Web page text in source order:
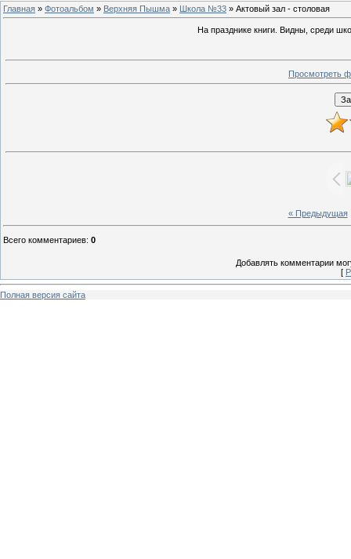
Главная » Фотоальбом » Верхняя Пышма » Школа №33 » Актовый зал - столовая
На празднике книги. Видны, среди
Просмотреть
« Предыдущая
Всего комментариев: 0
Добавлять комментарии
[
Полная версия сайта